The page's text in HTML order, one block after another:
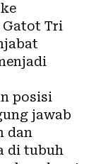
Tri
posisi
jawab
dan
di tubuh